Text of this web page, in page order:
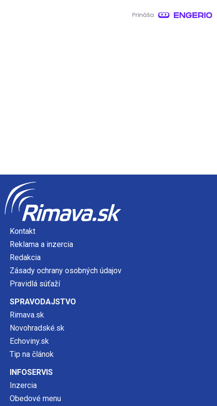
Kontakt
Reklama a inzercia
Redakcia
Zásady ochrany osobných údajov
Pravidlá súťaží
SPRAVODAJSTVO
Rimava.sk
Novohradské.sk
Echoviny.sk
Tip na článok
INFOSERVIS
Inzercia
Obedové menu